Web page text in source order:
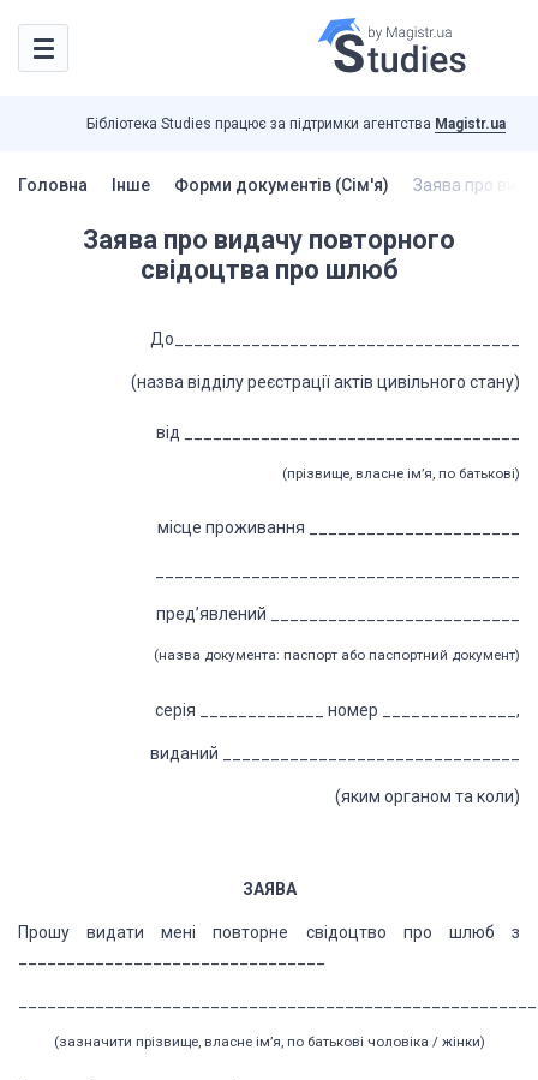
Бібліотека Studies працює за підтримки агентства Magistr.ua
Головна Інше Форми документів (Сім'я) Заява про
Заява про видачу повторного
свідоцтва про шлюб
До____________________________________
(назва відділу реєстрації актів цивільного стану)
від
(прізвище, власне ім’я, по батькові)
місце проживання
пред’явлений
(назва документа: паспорт або паспортний документ)
серія _____________ номер ______________,
виданий _______________________________
(яким органом та коли)
ЗАЯВА
Прошу видати мені повторне свідоцтво про шлюб з
(зазначити прізвище, власнеім’я, по батькові чоловіка / жінки)